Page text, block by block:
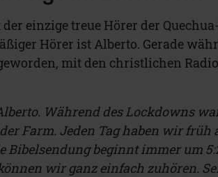
einzige treue Hörer der
Hörer ist Alberto. Gerade
mit den christlichen
Während des Lockdowns
Farm. Jeden Tag haben wir früh
Bibelsendung beginnt immer um
wir ganz einfach zuhören.